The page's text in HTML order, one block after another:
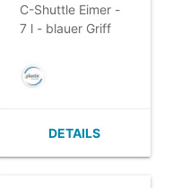
C-Shuttle Eimer -
7 l - blauer Griff
DETAILS